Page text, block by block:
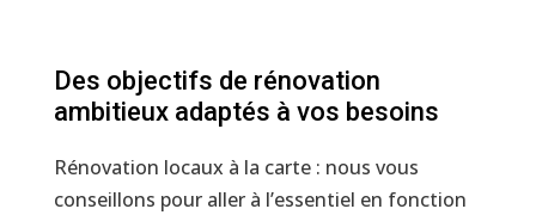
Des objectifs de rénovation
ambitieux adaptés à vos besoins
Rénovation locaux à la carte : nous vous
conseillons pour aller à l’essentiel en fonction